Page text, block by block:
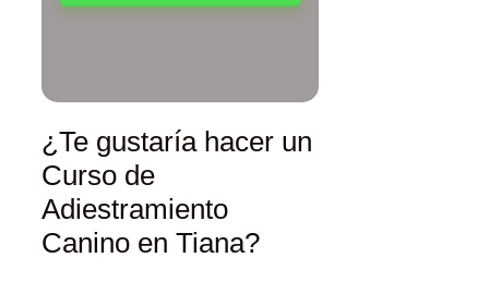
¿Te gustaría hacer un
Curso de
Adiestramiento
Canino en Tiana?